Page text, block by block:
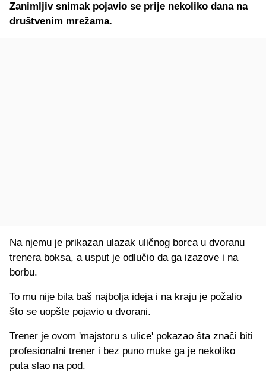
Zanimljiv snimak pojavio se prije nekoliko dana na
društvenim mrežama.
Na njemu je prikazan ulazak uličnog borca u dvoranu
trenera boksa, a usput je odlučio da ga izazove i na
borbu.
To mu nije bila baš najbolja ideja i na kraju je požalio
što se uopšte pojavio u dvorani.
Trener je ovom 'majstoru s ulice' pokazao šta znači biti
profesionalni trener i bez puno muke ga je nekoliko
puta slao na pod.